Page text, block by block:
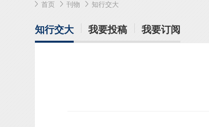
首页 刊物 知行交大
知行交大 我要投稿 我要订阅